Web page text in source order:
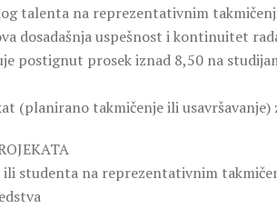
talenta na reprezentativnim
dosadašnja uspešnost i kontinuitet
postignut prosek iznad 8,50 na
(planirano takmičenje ili usavršavanje)
studenta na reprezentativnim